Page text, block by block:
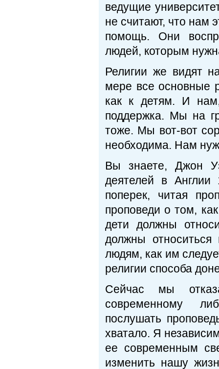
ведущие
не считают, что нам
помощь. Они
людей, которым
Религии же видят
мере все основные
как к детям. И
поддержка. Мы на
тоже. Мы вот-вот
необходима. Нам
Вы знаете, Джон
деятелей в
поперек, читая
проповеди о том,
дети должны
должны
людям, как им
религии способа
Сейчас мы
современному
послушать
хватало. Я
ее современным
изменить нашу